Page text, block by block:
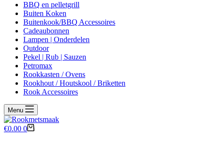
BBQ en pelletgrill
Buiten Koken
Buitenkook/BBQ Accessoires
Cadeaubonnen
Lampen | Onderdelen
Outdoor
Pekel | Rub | Sauzen
Petromax
Rookkasten / Ovens
Rookhout / Houtskool / Briketten
Rook Accessoires
Menu
Winkelwagen
€0.00 0